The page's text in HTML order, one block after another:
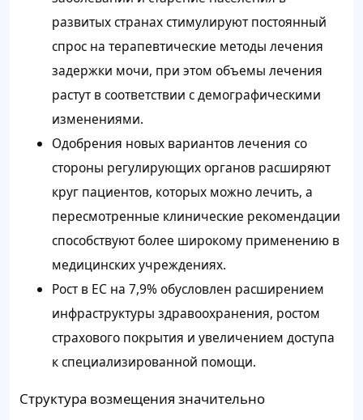
развитых странах стимулируют постоянный
спрос на терапевтические методы лечения
задержки мочи, при этом объемы лечения
растут в соответствии с демографическими
изменениями.
Одобрения новых вариантов лечения со
стороны регулирующих органов расширяют
круг пациентов, которых можно лечить, а
пересмотренные клинические рекомендации
способствуют более широкому применению в
медицинских учреждениях.
Рост в ЕС на 7,9% обусловлен расширением
инфраструктуры здравоохранения, ростом
страхового покрытия и увеличением доступа
к специализированной помощи.
Структура возмещения значительно